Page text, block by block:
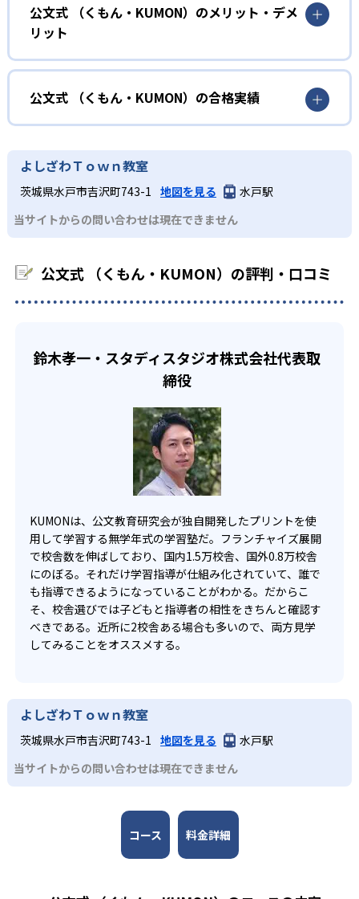
しさを経験できる。
ルステップで進んでいけるよう工夫されている。このスタ
イルは子どもの学習意欲をかき立てるため、教えてもらう
という受け身の姿勢ではなく、自ら進んで学ぶ姿勢を身に
つけられるだろう。
また、自学学習スタイルで学ぶ子どもたちは、自らの学習
課題に気がつくようになる。学年を超えた範囲も学習でき
03 フレキシブルな受講スタイル
KUMONでは、教室が開いている時間内であれば、何曜日に
い中高生にも通室しやすい。また、教室によっては自宅か
小学校に入る準備をしたい幼児向け
KUMONでは細かいステップに分かれた教材で、わかる楽し
さを経験しながら無理なく力を高めていける。
性格や学習への取り組み姿勢に合わせて内容も調整するた
め、小学校に入ってもつまずきにくい学力を身につけられ
るだろう。
中学に向けて苦手教科を克服したい子ども向け
KUMONでは経験豊富な先生が、子どものやる気を引き出せ
る。苦手な科目でも自分で解けた達成感を味わうことで、
少しずつ苦手意識を克服できるだろう。
中学生・高校生
部活や習い事と両立したい生徒向け
宿題の量や進め方に関しては、いつでも気軽に相談可能
公文式 （くもん・KUMON）のメリット・デメ
リット
どんなメリットがある？
KUMONでは自学自習スタイルで勉強するため、集中力や目
標に向かって頑張りやり抜く力を育むことができる。ま
た、年齢や学年にとらわれずに自分の学力に相応したレベ
ルから学習できるため、難しすぎてやる気を損ねたり、簡
単すぎて退屈することもない。
どんなデメリットがある？
KUMONでは、中高生のクラスでも数学・英語・国語の3教
科に限られるため、その他の教科に関しては他塾を検討す
公文式 （くもん・KUMON）の合格実績
KUMONは、公式サイトでは合格実績は公開していない。志
わせたい。
よしざわＴｏｗｎ教室
茨城県水戸市吉沢町743-1 地図を見る
水戸駅
当サイトからの問い合わせは現在できません
公文式 （くもん・KUMON）の評判・口コミ
鈴木孝一・スタディスタジオ株式会社代表取
締役
KUMONは、公文教育研究会が独自開発したプリントを使
用して学習する無学年式の学習塾だ。フランチャイズ展開
で校舎数を伸ばしており、国内1.5万校舎、国外0.8万校舎
にのぼる。それだけ学習指導が仕組み化されていて、誰で
も指導できるようになっていることがわかる。だからこ
そ、校舎選びでは子どもと指導者の相性をきちんと確認す
べきである。近所に2校舎ある場合も多いので、両方見学
してみることをオススメする。
よしざわＴｏｗｎ教室
茨城県水戸市吉沢町743-1 地図を見る
水戸駅
当サイトからの問い合わせは現在できません
コース 料金詳細